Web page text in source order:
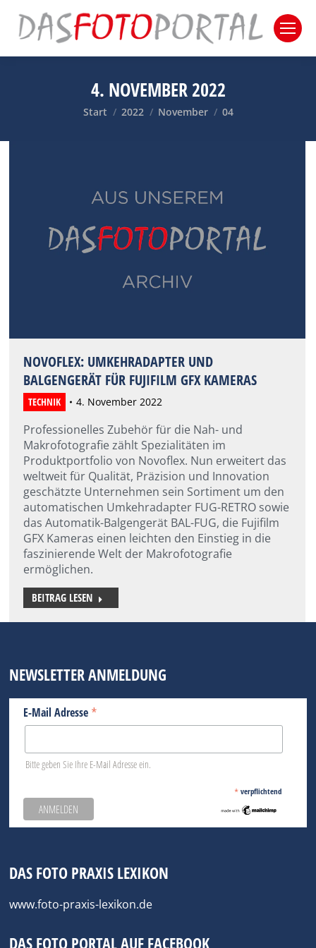
4. NOVEMBER 2022
Sie befinden sich hier:
Start 2022 November 04
NOVOFLEX: UMKEHRADAPTER UND
BALGENGERÄT FÜR FUJIFILM GFX KAMERAS
TECHNIK 4. November 2022
Professionelles Zubehör für die Nah- und
Makrofotografie zählt Spezialitäten im
Produktportfolio von Novoflex. Nun erweitert das
weltweit für Qualität, Präzision und Innovation
geschätzte Unternehmen sein Sortiment um den
automatischen Umkehradapter FUG-RETRO sowie
das Automatik-Balgengerät BAL-FUG, die Fujifilm
GFX Kameras einen leichten den Einstieg in die
faszinierende Welt der Makrofotografie
ermöglichen.
BEITRAG LESEN
NEWSLETTER ANMELDUNG
E-Mail Adresse *
Bitte geben Sie Ihre E-Mail Adresse ein.
* verpflichtend
DAS FOTO PRAXIS LEXIKON
www.foto-praxis-lexikon.de
DAS FOTO PORTAL AUF FACEBOOK